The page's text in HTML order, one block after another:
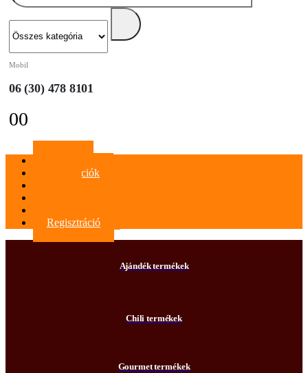
Mobil
06 (30) 478 8101
00
Információk
Regisztráció
Ajándék termékek
Chili termékek
Gourmet termékek